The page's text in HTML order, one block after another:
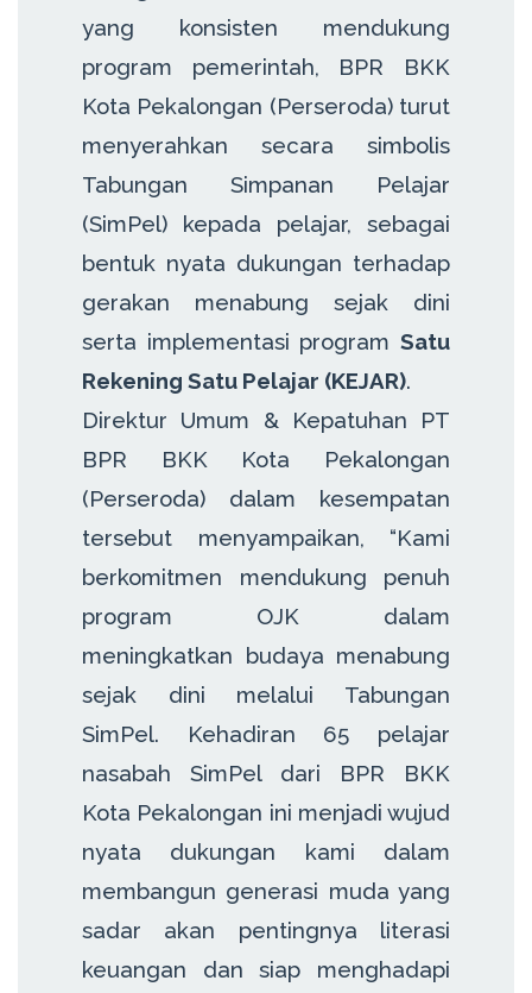
yang konsisten mendukung
program pemerintah, BPR BKK
Kota Pekalongan (Perseroda) turut
menyerahkan secara simbolis
Tabungan Simpanan Pelajar
(SimPel) kepada pelajar, sebagai
bentuk nyata dukungan terhadap
gerakan menabung sejak dini
serta implementasi program Satu
Rekening Satu Pelajar (KEJAR).
Direktur Umum & Kepatuhan PT
BPR BKK Kota Pekalongan
(Perseroda) dalam kesempatan
tersebut menyampaikan, “Kami
berkomitmen mendukung penuh
program OJK dalam
meningkatkan budaya menabung
sejak dini melalui Tabungan
SimPel. Kehadiran 65 pelajar
nasabah SimPel dari BPR BKK
Kota Pekalongan ini menjadi wujud
nyata dukungan kami dalam
membangun generasi muda yang
sadar akan pentingnya literasi
keuangan dan siap menghadapi